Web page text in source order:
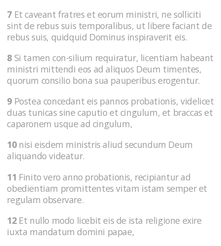
7 Et caveant fratres et eorum ministri, ne solliciti
sint de rebus suis temporalibus, ut libere faciant de
rebus suis, quidquid Dominus inspiraverit eis.
8 Si tamen con-silium requiratur, licentiam habeant
ministri mittendi eos ad aliquos Deum timentes,
quorum consilio bona sua pauperibus erogentur.
9 Postea concedant eis pannos probationis, videlicet
duas tunicas sine caputio et cingulum, et braccas et
caparonem usque ad cingulum,
10nisi eisdem ministris aliud secundum Deum
aliquando videatur.
11 Finito vero anno probationis, recipiantur ad
obedientiam promittentes vitam istam semper et
regulam observare.
12Et nullo modo licebit eis de ista religione exire
iuxta mandatum domini papae,